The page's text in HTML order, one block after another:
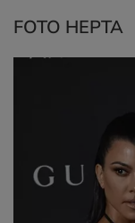
FOTO HEPTA